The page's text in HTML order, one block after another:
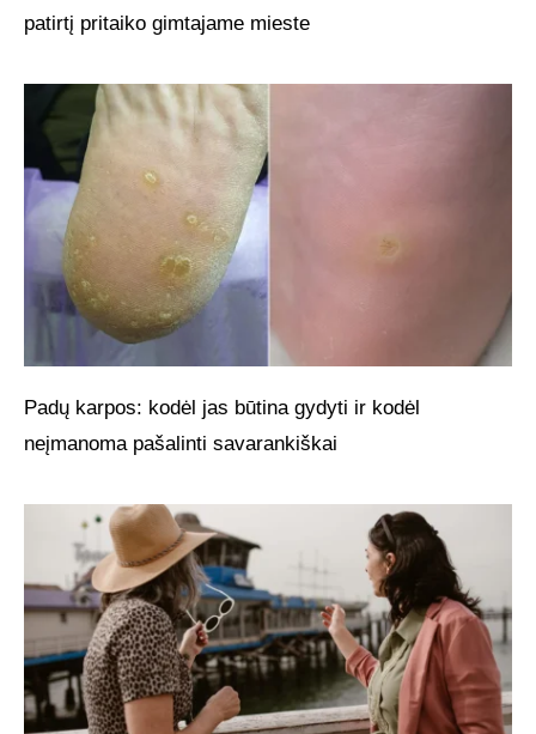
patirtį pritaiko gimtajame mieste
Padų karpos: kodėl jas būtina gydyti ir kodėl
neįmanoma pašalinti savarankiškai